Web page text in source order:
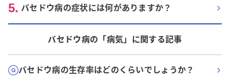
5. バセドウ病の症状には何がありますか？
バセドウ病の「病気」に関する記事
バセドウ病の生存率はどのくらいでしょうか？